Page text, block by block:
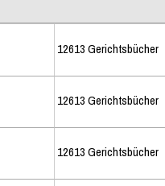
12613 Gerichtsbücher
12613 Gerichtsbücher
12613 Gerichtsbücher